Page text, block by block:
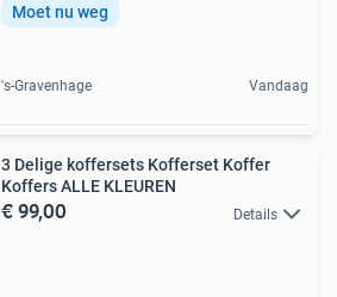
Moet nu weg
's-Gravenhage Vandaag
3 Delige koffersets Kofferset Koffer
Koffers ALLE KLEUREN
€ 99,00 Details